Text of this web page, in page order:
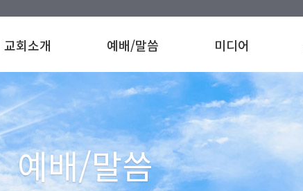
교회소개 예배/말씀 미디어
예배/말씀